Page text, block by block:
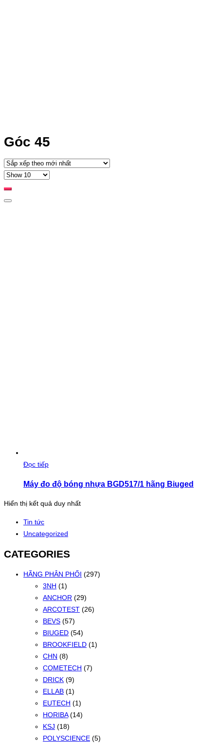
Góc 45
Đọc tiếp
Máy đo độ bóng nhựa BGD517/1 hãng Biuged
Hiển thị kết quả duy nhất
Tin tức
Uncategorized
CATEGORIES
HÃNG PHÂN PHỐI (297)
3NH (1)
ANCHOR (29)
ARCOTEST (26)
BEVS (57)
BIUGED (54)
BROOKFIELD (1)
CHN (8)
COMETECH (7)
DRICK (9)
ELLAB (1)
EUTECH (1)
HORIBA (14)
KSJ (18)
POLYSCIENCE (5)